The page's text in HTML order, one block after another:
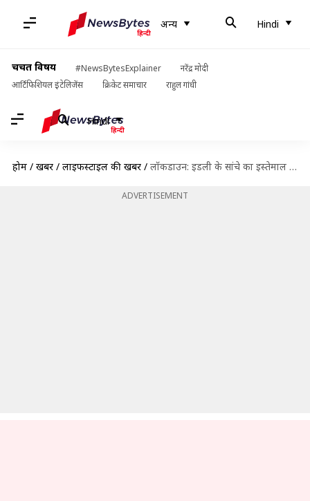
अन्य Hindi
चर्चित विषय #NewsBytesExplainer
नरेंद्र मोदी
आर्टिफिशियल इंटेलिजेंस
क्रिकेट समाचार राहुल गांधी
Hindi
होम / खबरें / लाइफस्टाइल की खबरें / लॉकडाउन: इडली के सांचे का इस्तेमाल कर घर पर ऐसे बनाएं चोको लावा केक
ADVERTISEMENT